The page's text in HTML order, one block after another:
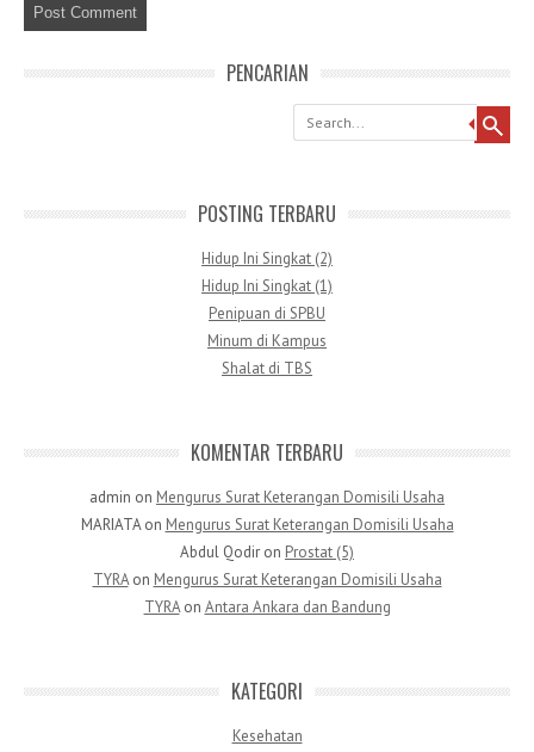
PENCARIAN
Search
POSTING TERBARU
Hidup Ini Singkat (2)
Hidup Ini Singkat (1)
Penipuan di SPBU
Minum di Kampus
Shalat di TBS
KOMENTAR TERBARU
admin on Mengurus Surat Keterangan Domisili Usaha
MARIATAon Mengurus Surat Keterangan Domisili Usaha
Abdul Qodir on Prostat (5)
TYRAon Mengurus Surat Keterangan Domisili Usaha
TYRAon Antara Ankara dan Bandung
KATEGORI
Kesehatan